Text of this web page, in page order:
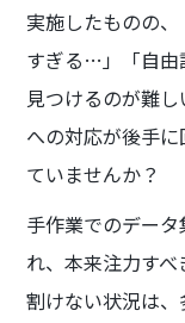
実施したものの
すぎる…」「自由
見つけるのが難
への対応が後手
ていませんか？
手作業でのデー
れ、本来注力す
割けない状況は